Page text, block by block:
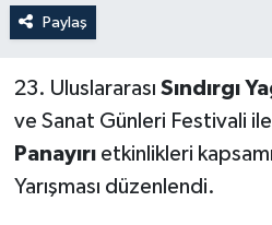
Paylaş
23. Uluslararası Sındırgı
ve Sanat Günleri Festivali ile
Panayırı etkinlikleri
Yarışması düzenlendi.